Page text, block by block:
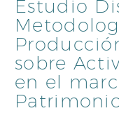
Estudio
sobre
en el